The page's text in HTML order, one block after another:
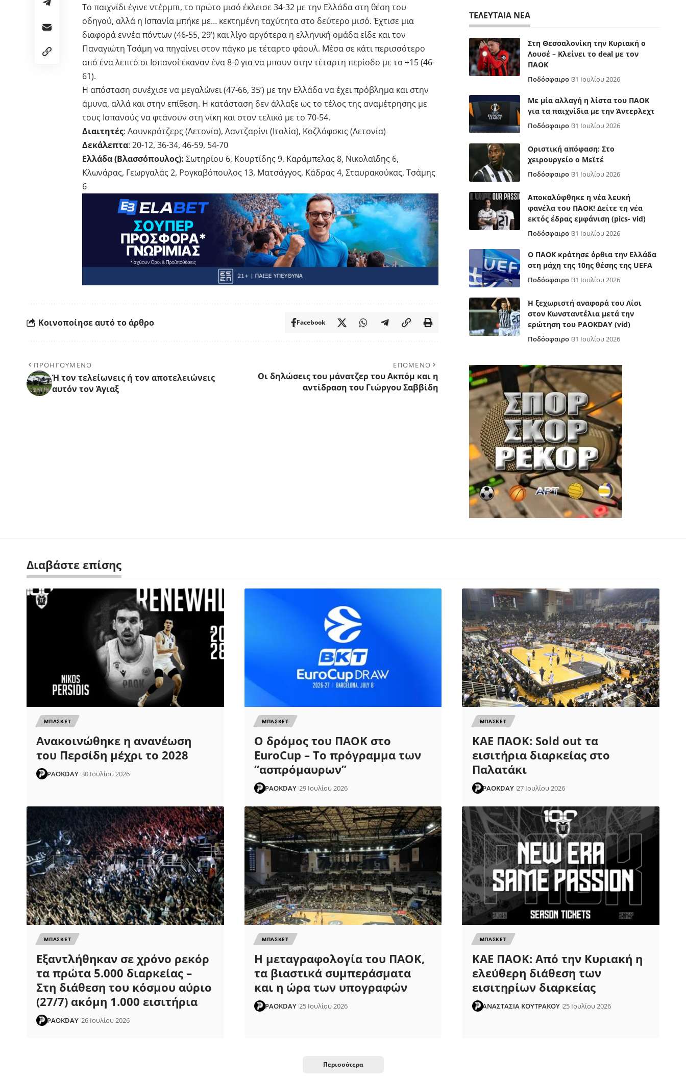
Το παιχνίδι έγινε ντέρμπι, το πρώτο μισό έκλεισε 34-32 με την Ελλάδα στη θέση του
οδηγού, αλλά η Ισπανία μπήκε με… κεκτημένη ταχύτητα στο δεύτερο μισό. Έχτισε μια
διαφορά εννέα πόντων (46-55, 29’) και λίγο αργότερα η ελληνική ομάδα είδε και τον
Παναγιώτη Τσάμη να πηγαίνει στον πάγκο με τέταρτο φάουλ. Μέσα σε κάτι περισσότερο
από ένα λεπτό οι Ισπανοί έκαναν ένα 8-0 για να μπουν στην τέταρτη περίοδο με το +15 (46-
61).
Η απόσταση συνέχισε να μεγαλώνει (47-66, 35’) με την Ελλάδα να έχει πρόβλημα και στην
άμυνα, αλλά και στην επίθεση. Η κατάσταση δεν άλλαξε ως το τέλος της αναμέτρησης με
τους Ισπανούς να φτάνουν στη νίκη και στον τελικό με το 70-54.
Διαιτητές: Αουνκρότζερς (Λετονία), Λαντζαρίνι (Ιταλία), Κοζλόφσκις (Λετονία)
Δεκάλεπτα: 20-12, 36-34, 46-59, 54-70
Ελλάδα (Βλασσόπουλος): Σωτηρίου 6, Κουρτίδης 9, Καράμπελας 8, Νικολαϊδης 6,
Κλωνάρας, Γεωργαλάς 2, Ρογκαβόπουλος 13, Ματσάγγος, Κάδρας 4, Σταυρακούκας, Τσάμης
6
Κοινοποίησε αυτό το άρθρο Facebook
ΠΡΟΗΓΟΥΜΕΝΟ
Ή τον τελείωνεις ή τον αποτελειώνεις
αυτόν τον Άγιαξ
ΕΠΟΜΕΝΟ
Οι δηλώσεις του μάνατζερ του Ακπόμ και η
αντίδραση του Γιώργου Σαββίδη
ΤΕΛΕΥΤΑΙΑ ΝΕΑ
Στη Θεσσαλονίκη την Κυριακή ο
Λουσέ – Κλείνει το deal με τον
ΠΑΟΚ
Ποδόσφαιρο 31 Ιουλίου 2026
Με μία αλλαγή η λίστα του ΠΑΟΚ
για τα παιχνίδια με την Άντερλεχτ
Ποδόσφαιρο 31 Ιουλίου 2026
Οριστική απόφαση: Στο
χειρουργείο ο Μεϊτέ
Ποδόσφαιρο 31 Ιουλίου 2026
Αποκαλύφθηκε η νέα λευκή
φανέλα του ΠΑΟΚ! Δείτε τη νέα
εκτός έδρας εμφάνιση (pics- vid)
Ποδόσφαιρο 31 Ιουλίου 2026
Ο ΠΑΟΚ κράτησε όρθια την Ελλάδα
στη μάχη της 10ης θέσης της UEFA
Ποδόσφαιρο 31 Ιουλίου 2026
Η ξεχωριστή αναφορά του Λίσι
στον Κωνσταντέλια μετά την
ερώτηση του PAOKDAY (vid)
Ποδόσφαιρο 31 Ιουλίου 2026
Διαβάστε επίσης
ΜΠΑΣΚΕΤ
Ανακοινώθηκε η ανανέωση
του Περσίδη μέχρι το 2028
PAOKDAY 30 Ιουλίου 2026
ΜΠΑΣΚΕΤ
Ο δρόμος του ΠΑΟΚ στο
EuroCup – Το πρόγραμμα των
“ασπρόμαυρων”
PAOKDAY 29 Ιουλίου 2026
ΜΠΑΣΚΕΤ
ΚΑΕ ΠΑΟΚ: Sold out τα
εισιτήρια διαρκείας στο
Παλατάκι
PAOKDAY 27 Ιουλίου 2026
ΜΠΑΣΚΕΤ
Εξαντλήθηκαν σε χρόνο ρεκόρ
τα πρώτα 5.000 διαρκείας –
Στη διάθεση του κόσμου αύριο
(27/7) ακόμη 1.000 εισιτήρια
PAOKDAY 26 Ιουλίου 2026
ΜΠΑΣΚΕΤ
Η μεταγραφολογία του ΠΑΟΚ,
τα βιαστικά συμπεράσματα
και η ώρα των υπογραφών
PAOKDAY 25 Ιουλίου 2026
ΜΠΑΣΚΕΤ
ΚΑΕ ΠΑΟΚ: Από την Κυριακή η
ελεύθερη διάθεση των
εισιτηρίων διαρκείας
ΑΝΑΣΤΑΣΙΑ ΚΟΥΤΡΑΚΟΥ 25 Ιουλίου 2026
Περισσότερα